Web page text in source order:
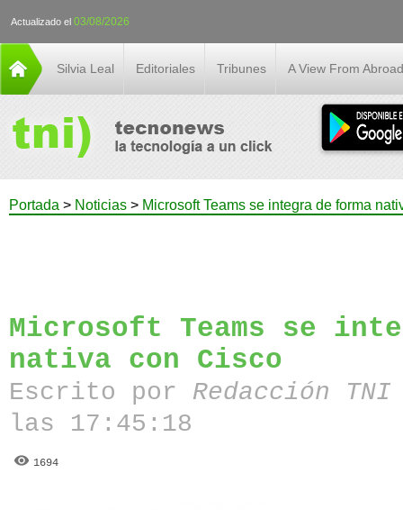
Actualizado el 03/08/2026
Silvia Leal Editoriales Tribunes A View From Abroad
Portada > Noticias > Microsoft Teams se integra de forma
Microsoft Teams se
nativa con Cisco
Escrito por Redacción
las 17:45:18
1694